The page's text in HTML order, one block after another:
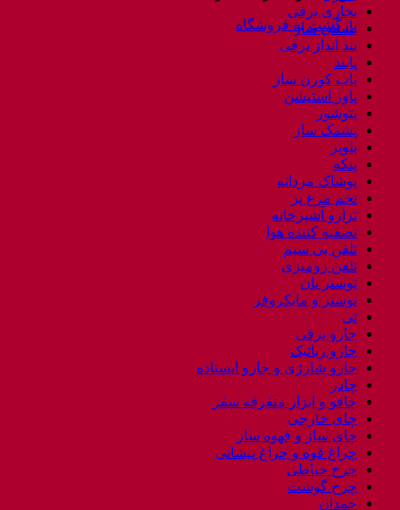
بازگشت به فروشگاه
بخاری برقی
بستنی ساز
بند انداز برقی
پابند
پاپ کورن ساز
پاور استیشن
پتوشور
پشمک ساز
پلوپز
پنکه
پوشاک مردانه
تخم مرغ پز
ترازو آشپزخانه
تصفیه کننده هوا
تلفن بی سیم
تلفن رومیزی
توستر نان
توستر و مایکروفر
تی
جارو برقی
جارو رباتیک
جارو شارژی و جارو ایستاده
چادر
چاقو و ابزار متفرقه سفر
چای خارجی
چای ساز و قهوه ساز
چراغ قوه و چراغ پیشانی
چرخ خیاطی
چرخ گوشت
چمدان